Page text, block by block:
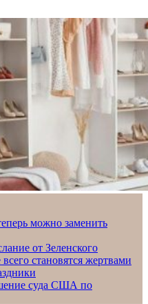
можно заменить
от Зеленского
становятся жертвами
суда США по